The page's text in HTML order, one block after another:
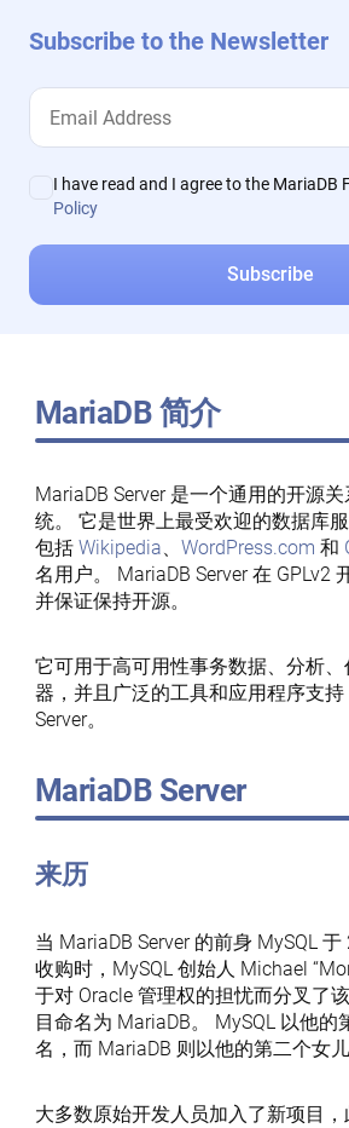
Subscribe to the Newsletter
I have read and I agree to the MariaDB
Policy
MariaDB 简介
MariaDB Server 是一个通用的开源
统。 它是世界上最受欢迎的数据库
包括 Wikipedia、 WordPress.com 和
名用户。 MariaDB Server 在 GPLv2
并保证保持开源。
它可用于高可用性事务数据、分析
器，并且广泛的工具和应用程序支持
Server。
MariaDB Server
来历
当 MariaDB Server 的前身 MySQL
收购时，MySQL 创始人 Michael
于对 Oracle 管理权的担忧而分叉了
目命名为 MariaDB。 MySQL 以他的
名，而 MariaDB 则以他的第二个女儿
大多数原始开发人员加入了新项目，